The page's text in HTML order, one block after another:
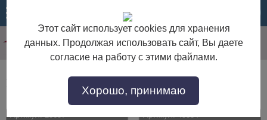
Винные тумбы из массива
Артикул:23657 Артикул:45334
Этот сайт использует cookies для хранения
данных. Продолжая использовать сайт, Вы даете
согласие на работу с этими файлами.
Хорошо, принимаю